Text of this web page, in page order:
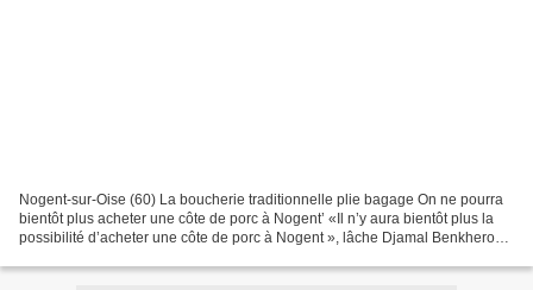
Nogent-sur-Oise (60) La boucherie traditionnelle plie bagage On ne pourra
bientôt plus acheter une côte de porc à Nogent’ «Il n’y aura bientôt plus la
possibilité d’acheter une côte de porc à Nogent », lâche Djamal Benkherouf.